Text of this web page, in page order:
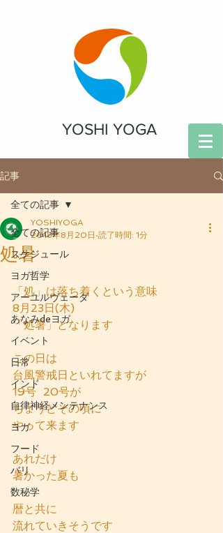
YOSHI YOGA
記事
全ての記事
スケジュール
ヨガ哲学
アーユルヴェーダ
あなみdeヨガ
イベント
日常
インド
自律神経メンテナンス
ヨガ
フード
バリ
数秘学
全ての記事
処暑
YOSHIYOGA
2018年8月20日 読了時間: 1分
「処」は落ち着くという意味
8月23日(木)
「処暑」となります
この日は
台風警戒日といれてますが
19号  20号が
ちょうどその頃に
やって来ます
あれだけ
暑かった夏も
暦と共に
流れていきそうです